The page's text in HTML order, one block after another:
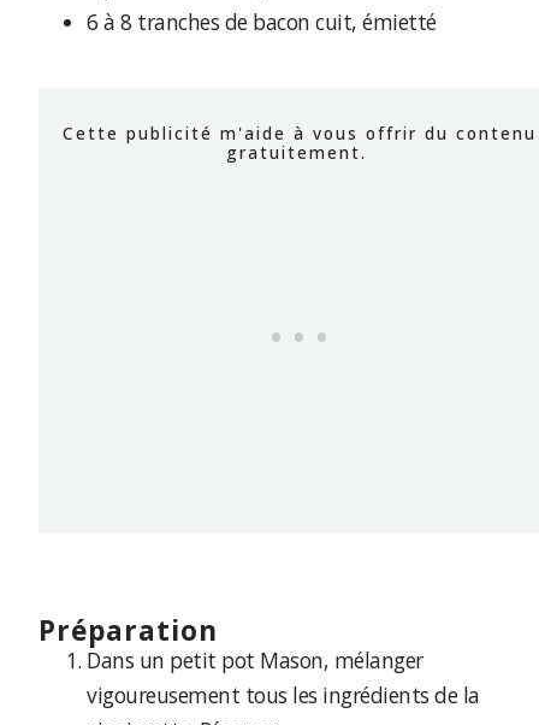
6 à 8 tranches de bacon cuit, émietté
préparation
Dans un petit pot Mason, mélanger
vigoureusement tous les ingrédients de la